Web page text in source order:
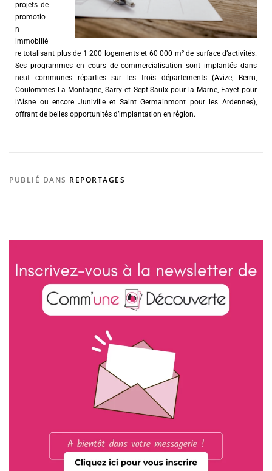
projets de
promotio
n
immobiliè
re totalisant plus de 1 200 logements et 60 000 m² de surface d’activités.
Ses programmes en cours de commercialisation sont implantés dans
neuf communes réparties sur les trois départements (Avize, Berru,
Coulommes La Montagne, Sarry et Sept-Saulx pour la Marne, Fayet pour
l’Aisne ou encore Juniville et Saint Germainmont pour les Ardennes),
offrant de belles opportunités d’implantation en région.
PUBLIÉ DANS REPORTAGES